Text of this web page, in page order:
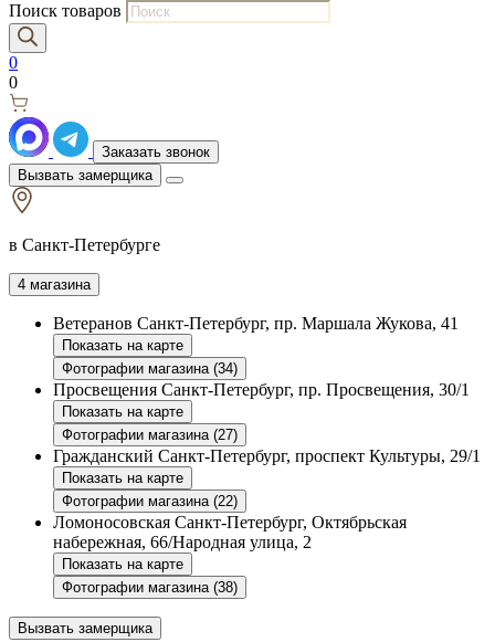
Поиск товаров
0
0
Заказать звонок
Вызвать замерщика
в Санкт-Петербурге
4 магазина
Ветеранов Санкт-Петербург, пр. Маршала Жукова, 41
Показать на карте
Фотографии магазина (34)
Просвещения Санкт-Петербург, пр. Просвещения, 30/1
Показать на карте
Фотографии магазина (27)
Гражданский Санкт-Петербург, проспект Культуры, 29/1
Показать на карте
Фотографии магазина (22)
Ломоносовская Санкт-Петербург, Октябрьская
набережная, 66/Народная улица, 2
Показать на карте
Фотографии магазина (38)
Вызвать замерщика